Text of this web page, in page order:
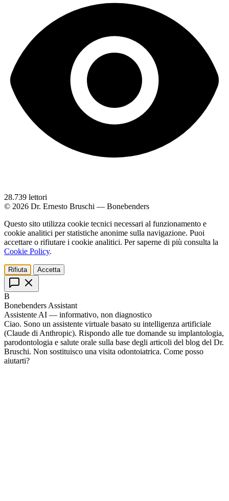
28.739 lettori
© 2026 Dr. Ernesto Bruschi — Bonebenders
Questo sito utilizza cookie tecnici necessari al funzionamento e
cookie analitici per statistiche anonime sulla navigazione. Puoi
accettare o rifiutare i cookie analitici. Per saperne di più consulta la
Cookie Policy.
Rifiuta Accetta
B
Bonebenders Assistant
Assistente AI — informativo, non diagnostico
Ciao. Sono un assistente virtuale basato su intelligenza artificiale
(Claude di Anthropic). Rispondo alle tue domande su implantologia,
parodontologia e salute orale sulla base degli articoli del blog del Dr.
Bruschi. Non sostituisco una visita odontoiatrica. Come posso
aiutarti?